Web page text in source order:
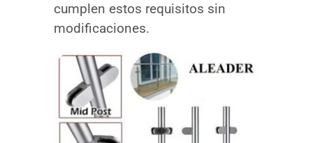
cumplen estos requisitos sin
modificaciones.